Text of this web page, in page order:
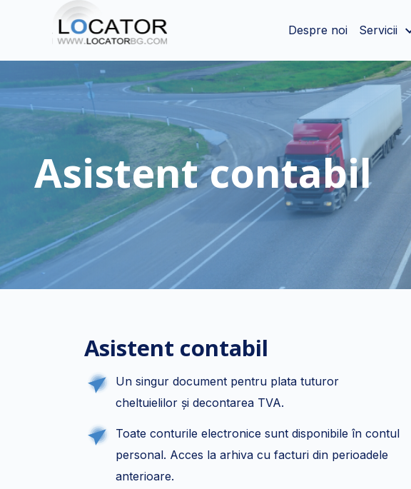
Despre noi Servicii
Asistent contabil
Asistent contabil
Un singur document pentru plata tuturor
cheltuielilor și decontarea TVA.
Toate conturile electronice sunt disponibile în contul
personal. Acces la arhiva cu facturi din perioadele
anterioare.